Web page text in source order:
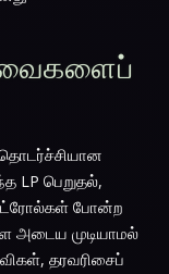
தொடர்ச்சியான
LP பெறுதல்,
ட்ரோல்கள் போன்ற
அடைய முடியாமல்
தரவரிசைப்